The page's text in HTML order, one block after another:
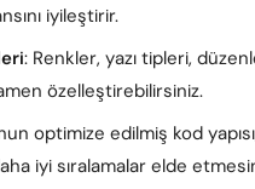
iyileştirir.
: Renkler, yazı tipleri,
özelleştirebilirsiniz.
optimize edilmiş kod
iyi sıralamalar elde